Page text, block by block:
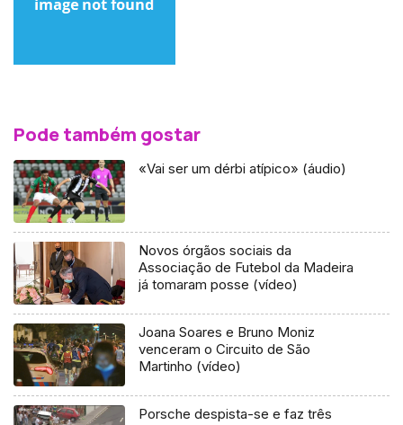
Pode também gostar
«Vai ser um dérbi atípico» (áudio)
Novos órgãos sociais da
Associação de Futebol da Madeira
já tomaram posse (vídeo)
Joana Soares e Bruno Moniz
venceram o Circuito de São
Martinho (vídeo)
Porsche despista-se e faz três